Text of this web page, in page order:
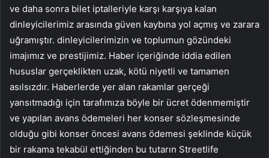
ve daha sonra bilet iptalleriyle karşı karşıya kalan
dinleyicilerimiz arasında güven kaybına yol açmış ve zarara
uğramıştır. dinleyicilerimizin ve toplumun gözündeki
imajımız ve prestijimiz. Haber içeriğinde iddia edilen
hususlar gerçeklikten uzak, kötü niyetli ve tamamen
asılsızdır. Haberlerde yer alan rakamlar gerçeği
yansıtmadığı için tarafımıza böyle bir ücret ödenmemiştir
ve yapılan avans ödemeleri her konser sözleşmesinde
olduğu gibi konser öncesi avans ödemesi şeklinde küçük
bir rakama tekabül ettiğinden bu tutarın Streetlife